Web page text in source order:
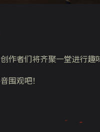
作者们将齐聚一堂进行
围观吧！